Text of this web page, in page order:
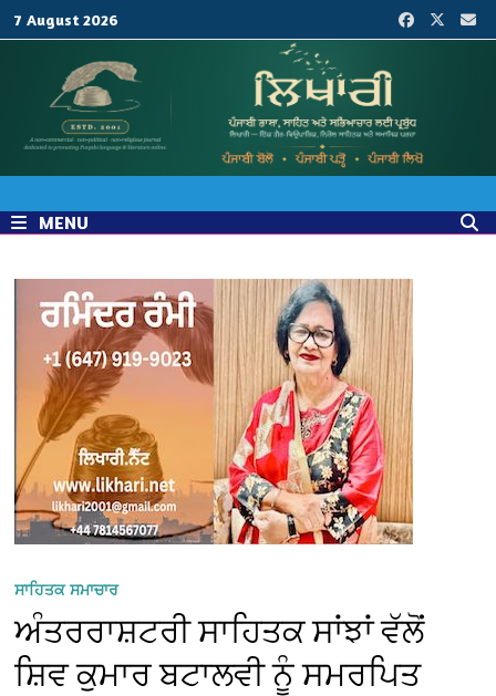
7 August 2026
MENU
ਸਾਹਿਤਕ ਸਮਾਚਾਰ
ਅੰਤਰਰਾਸ਼ਟਰੀ ਸਾਹਿਤਕ ਸਾਂਝਾਂ ਵੱਲੋਂ
ਸ਼ਿਵ ਕੁਮਾਰ ਬਟਾਲਵੀ ਨੂੰ ਸਮਰਪਿਤ